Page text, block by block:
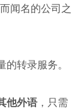
闻名的公司之
转录服务。
他外语 ，只需